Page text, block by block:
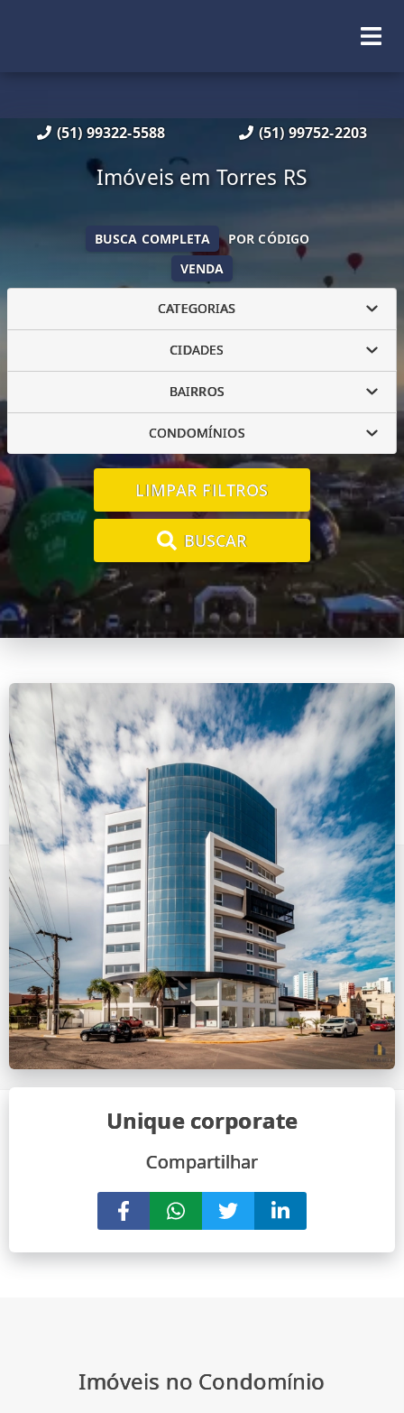
(51) 99322-5588 (51) 99752-2203
Imóveis em Torres RS
VENDA
BUSCA COMPLETA POR CÓDIGO
CATEGORIAS
CIDADES
BAIRROS
CONDOMÍNIOS
LIMPAR FILTROS
BUSCAR
Unique corporate
Compartilhar
Imóveis no Condomínio